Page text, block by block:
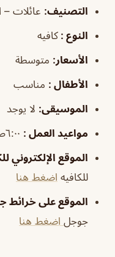
التصنيف: عائلات –
النوع : كافيه
الأسعار: متوسطة
الأطفال : مناسب
الموسيقى: لا يوجد
مواعيد العمل :
الموقع الإلكتروني
للكافيه اضغط هنا
الموقع على خرائط
جوجل اضغط هنا